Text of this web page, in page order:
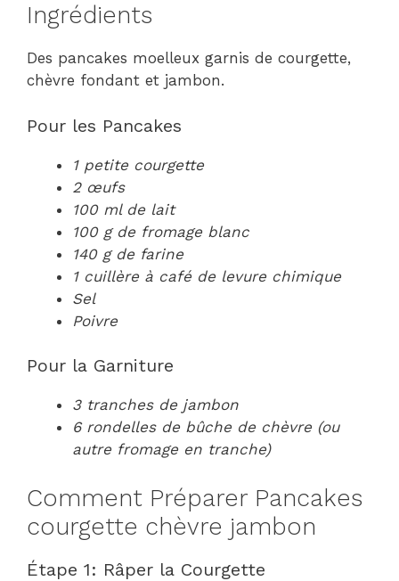
Ingrédients
Des pancakes moelleux garnis de courgette,
chèvre fondant et jambon.
Pour les Pancakes
1 petite courgette
2 œufs
100 ml de lait
100 g de fromage blanc
140 g de farine
1 cuillère à café de levure chimique
Sel
Poivre
Pour la Garniture
3 tranches de jambon
6 rondelles de bûche de chèvre (ou
autre fromage en tranche)
Comment Préparer Pancakes
courgette chèvre jambon
Étape 1: Râper la Courgette